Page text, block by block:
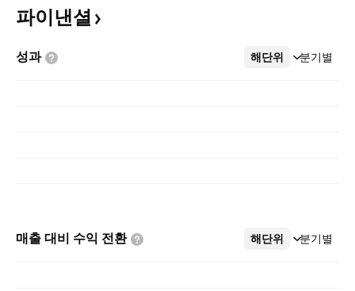
파이낸셜
성과 해단위 분기별
더보기
매출 대비 수익 전환 해단위 분기별
더보기